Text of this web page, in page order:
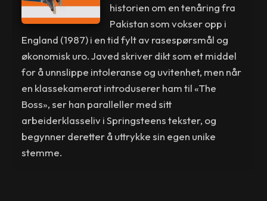
historien om en tenåring fra
Pakistan som vokser opp i
England (1987) i en tid fylt av rasespørsmål og
økonomisk uro. Javed skriver dikt som et middel
for å unnslippe intoleranse og uvitenhet, men når
en klassekamerat introduserer ham til «The
Boss», ser han paralleller med sitt
arbeiderklasseliv i Springsteens tekster, og
begynner deretter å uttrykke sin egen unike
stemme.